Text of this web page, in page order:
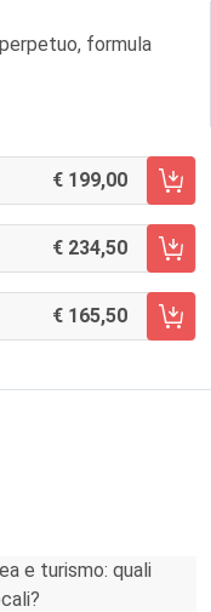
formula
199,00
234,50
165,50
20-21/2017
e turismo: quali